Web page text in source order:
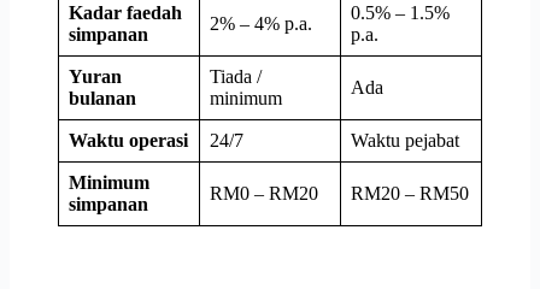
Kadar faedah
simpanan
2% – 4% p.a.
0.5% – 1.5%
p.a.
Yuran
bulanan
Tiada /
minimum
Ada
Waktu operasi 24/7 Waktu pejabat
Minimum
simpanan
RM0 – RM20 RM20 – RM50